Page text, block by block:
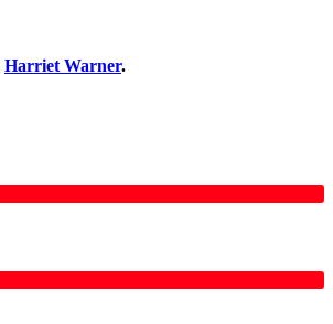
Harriet Warner.